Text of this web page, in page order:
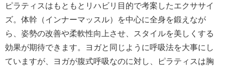
ピラティスはもともとリハビリ目的で考案したエクササイ
ズ。体幹（インナーマッスル）を中心に全身を鍛えなが
ら、姿勢の改善や柔軟性向上させ、スタイルを美しくする
効果が期待できます。ヨガと同じように呼吸法を大事にし
ていますが、ヨガが腹式呼吸なのに対し、ピラティスは胸